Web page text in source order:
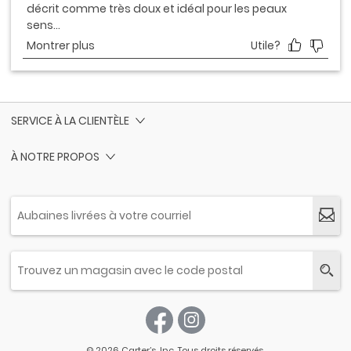
SERVICE À LA CLIENTÈLE
À NOTRE PROPOS